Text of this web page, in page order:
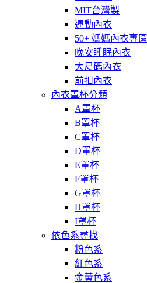
MIT台灣製
運動內衣
50+ 媽媽內衣專區
晚安睡眠內衣
大尺碼內衣
前扣內衣
內衣罩杯分類
A罩杯
B罩杯
C罩杯
D罩杯
E罩杯
F罩杯
G罩杯
H罩杯
I罩杯
依色系尋找
粉色系
紅色系
金黃色系